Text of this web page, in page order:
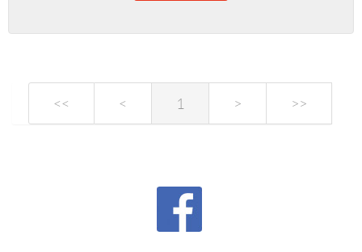
<< < 1 > >>